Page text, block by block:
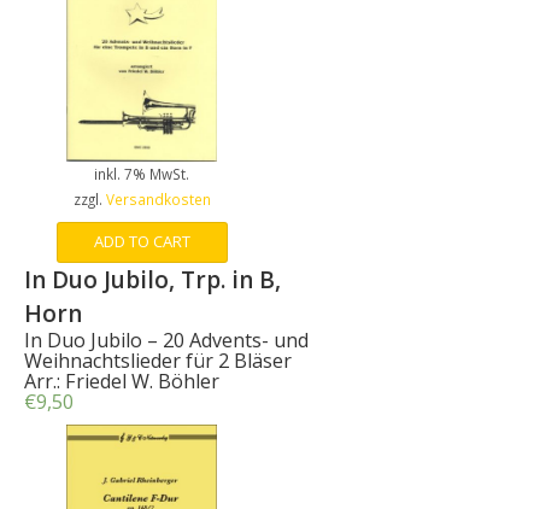
inkl. 7% MwSt.
zzgl. Versandkosten
ADD TO CART
In Duo Jubilo, Trp. in B,
Horn
In Duo Jubilo – 20 Advents- und
Weihnachtslieder für 2 Bläser
Arr.: Friedel W. Böhler
€9,50